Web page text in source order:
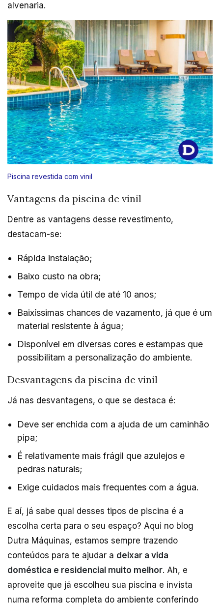
alvenaria.
Piscina revestida com vinil
Vantagens da piscina de vinil
Dentre as vantagens desse revestimento,
destacam-se:
Rápida instalação;
Baixo custo na obra;
Tempo de vida útil de até 10 anos;
Baixíssimas chances de vazamento, já que é um
material resistente à água;
Disponível em diversas cores e estampas que
possibilitam a personalização do ambiente.
Desvantagens da piscina de vinil
Já nas desvantagens, o que se destaca é:
Deve ser enchida com a ajuda de um caminhão
pipa;
É relativamente mais frágil que azulejos e
pedras naturais;
Exige cuidados mais frequentes com a água.
E aí, já sabe qual desses tipos de piscina é a
escolha certa para o seu espaço? Aqui no blog
Dutra Máquinas, estamos sempre trazendo
conteúdos para te ajudar a deixar a vida
doméstica e residencial muito melhor. Ah, e
aproveite que já escolheu sua piscina e invista
numa reforma completa do ambiente conferindo